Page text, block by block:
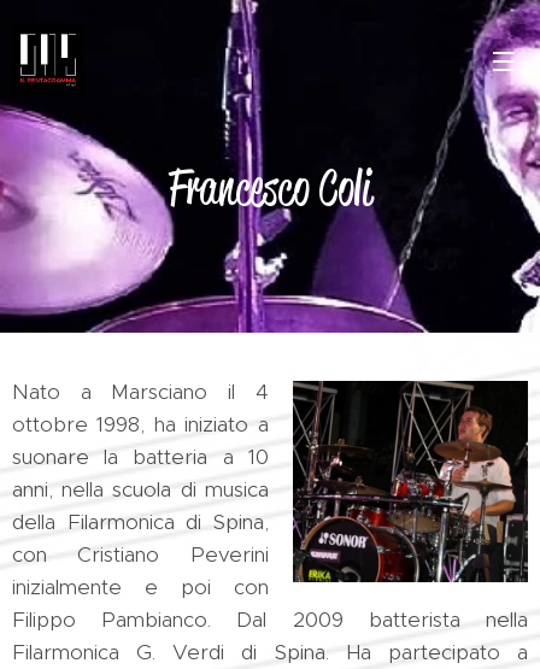
Francesco Coli
Nato a Marsciano il 4
ottobre 1998, ha iniziato a
suonare la batteria a 10
anni, nella scuola di musica
della Filarmonica di Spina,
con Cristiano Peverini
inizialmente e poi con
Filippo Pambianco. Dal 2009 batterista nella
Filarmonica G. Verdi di Spina. Ha partecipato a